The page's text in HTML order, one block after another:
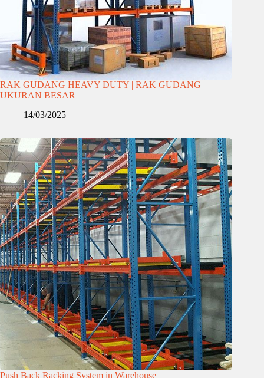
RAK GUDANG HEAVY DUTY | RAK GUDANG
UKURAN BESAR
14/03/2025
Push Back Racking System in Warehouse